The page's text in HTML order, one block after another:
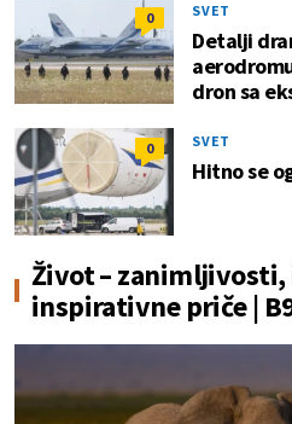
0 SVET
Detalji
dron sa
0 SVET
Hitno se
Život –
inspirativne priče |